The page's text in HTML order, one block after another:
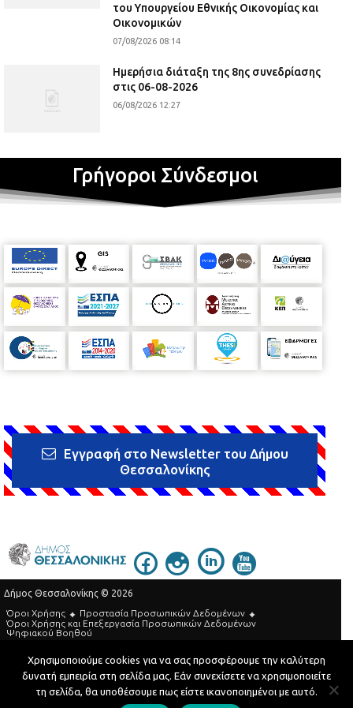
του Υπουργείου Εθνικής Οικονομίας και
Οικονομικών
07/08/2026 08:14
Ημερήσια διάταξη της 8ης συνεδρίασης
στις 06-08-2026
06/08/2026 12:27
Γρήγοροι Σύνδεσμοι
Εγγραφή στο Newsletter του Δήμου
Θεσσαλονίκης
Δήμος Θεσσαλονίκης © 2026
Όροι Χρήσης
Προστασία Προσωπικών Δεδομένων
Όροι Xρήσης και Eπεξεργασία Προσωπικών Δεδομένων
Ψηφιακού Βοηθού
Τηλεφωνικός Κατάλογος
Developed by MyCompany Projects
Χρησιμοποιούμε cookies για να σας προσφέρουμε την καλύτερη
δυνατή εμπειρία στη σελίδα μας. Εάν συνεχίσετε να χρησιμοποιείτε
τη σελίδα, θα υποθέσουμε πως είστε ικανοποιημένοι με αυτό.